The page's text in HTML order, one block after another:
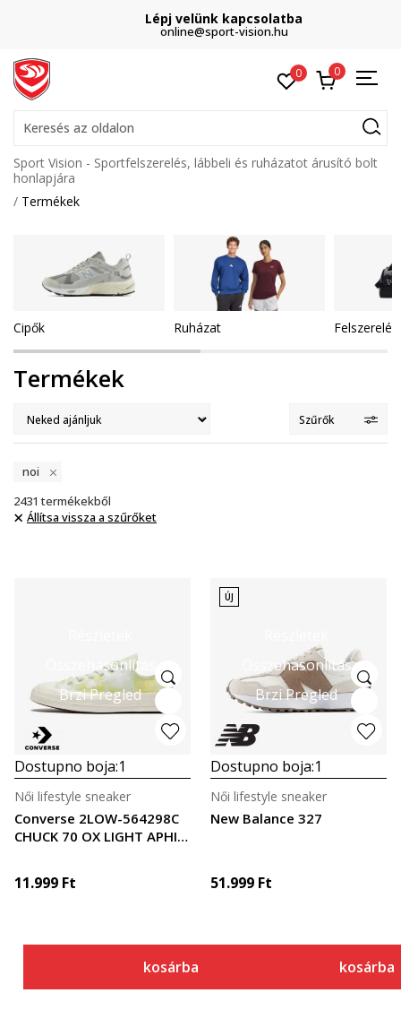
Lépj velünk kapcsolatba
online@sport-vision.hu
0 0
Keresés az oldalon
Sport Vision - Sportfelszerelés, lábbeli és ruházatot árusító bolt
honlapjára
Termékek
Cipők Ruházat Felszerelés
Termékek
Szűrők
noi
2431 termékekből
Állítsa vissza a szűrőket
Összehasonlítás
Brzi Pregled
Dostupno boja:1
Converse 2LOW-564298C
CHUCK 70 OX LIGHT APHID
Női lifestyle sneaker
11.999 Ft
kosárba
Összehasonlítás
Brzi Pregled
ÚJ
Dostupno boja:1
New Balance 327
Női lifestyle sneaker
51.999 Ft
kosárba